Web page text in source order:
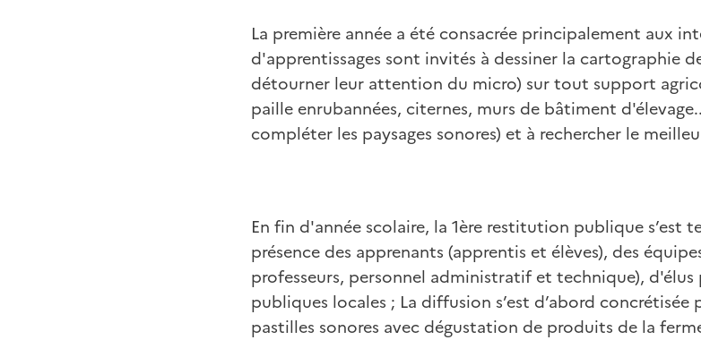
La première année a été consacrée principalement aux
d'apprentissages sont invités à dessiner la cartographie
détourner leur attention du micro) sur tout support
paille enrubannées, citernes, murs de bâtiment
compléter les paysages sonores) et à rechercher le
En fin d'année scolaire, la 1ère restitution publique s’est
présence des apprenants (apprentis et élèves), des
professeurs, personnel administratif et technique),
publiques locales ; La diffusion s’est d’abord concrétisée
pastilles sonores avec dégustation de produits de la